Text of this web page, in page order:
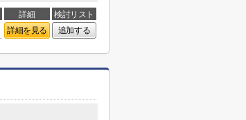
詳細
検討リスト
詳細を見る 追加する